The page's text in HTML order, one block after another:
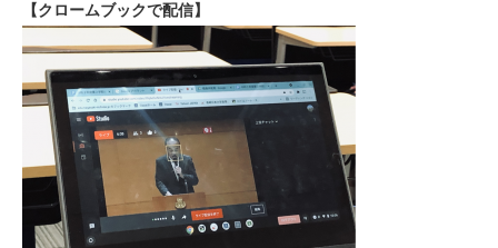
【クロームブックで配信】